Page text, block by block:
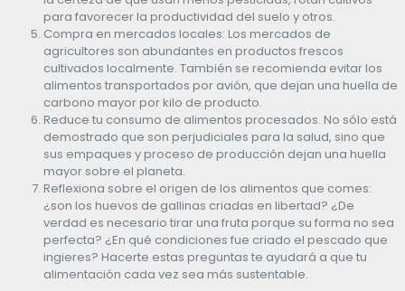
para favorecer la productividad del suelo y otros.
Compra en mercados locales: Los mercados de
agricultores son abundantes en productos frescos
cultivados localmente. También se recomienda evitar los
alimentos transportados por avión, que dejan una huella de
carbono mayor por kilo de producto.
Reduce tu consumo de alimentos procesados. No sólo está
demostrado que son perjudiciales para la salud, sino que
sus empaques y proceso de producción dejan una huella
mayor sobre el planeta.
Reflexiona sobre el origen de los alimentos que comes:
¿son los huevos de gallinas criadas en libertad? ¿De
verdad es necesario tirar una fruta porque su forma no sea
perfecta? ¿En qué condiciones fue criado el pescado que
ingieres? Hacerte estas preguntas te ayudará a que tu
alimentación cada vez sea más sustentable.